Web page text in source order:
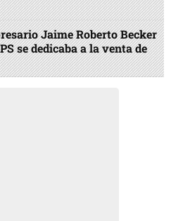
Jaime Roberto Becker
se dedicaba a la venta de